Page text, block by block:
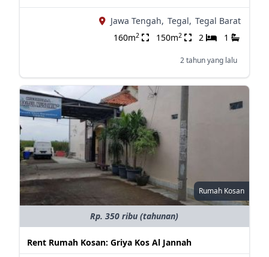
Jawa Tengah, Tegal, Tegal Barat
160m2 150m2 2 1
2 tahun yang lalu
Rumah Kosan
Rp. 350 ribu (tahunan)
Rent Rumah Kosan: Griya Kos Al Jannah